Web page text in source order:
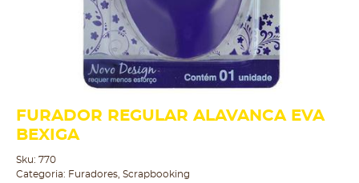
FURADOR REGULAR ALAVANCA EVA
BEXIGA
Sku: 770
Categoria: Furadores Scrapbooking